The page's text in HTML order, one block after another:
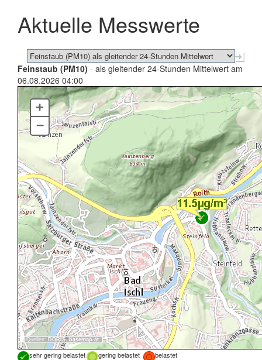
schließen
Aktuelle Messwerte
Feinstaub (PM10) - als gleitender 24-Stunden Mittelwert am
06.08.2026 04:00
Quellen: DORIS, basemap.at
+
–
sehr gering belastet gering belastet
belastet